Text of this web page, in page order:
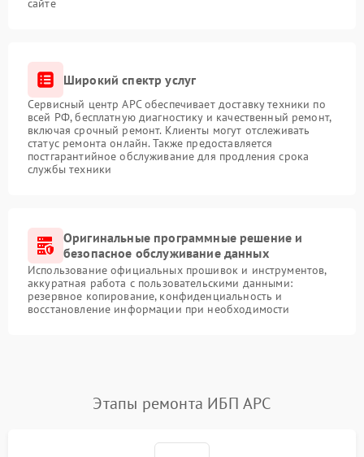
сайте
Широкий спектр услуг
Сервисный центр APC обеспечивает доставку техники по
всей РФ, бесплатную диагностику и качественный ремонт,
включая срочный ремонт. Клиенты могут отслеживать
статус ремонта онлайн. Также предоставляется
постгарантийное обслуживание для продления срока
службы техники
Оригинальные программные решение и
безопасное обслуживание данных
Использование официальных прошивок и инструментов,
аккуратная работа с пользовательскими данными:
резервное копирование, конфиденциальность и
восстановление информации при необходимости
Этапы ремонта ИБП APC